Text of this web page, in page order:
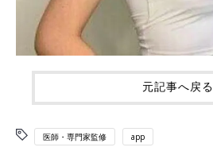
元記事へ戻る
医師・専門家監修 app